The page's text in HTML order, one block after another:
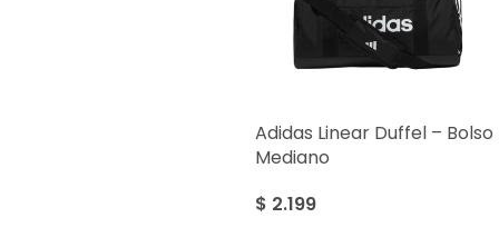
Adidas Linear Duffel – Bolso
Mediano
$ 2.199